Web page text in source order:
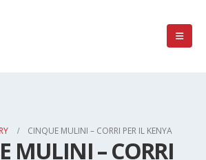
CINQUE MULINI – CORRI PER IL KENYA
MULINI – CORRI